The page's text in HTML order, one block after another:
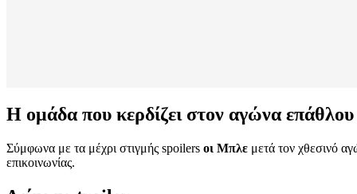
Η ομάδα που κερδίζει στον αγώνα επάθλου
Σύμφωνα με τα μέχρι στιγμής spoilers οι Μπλε μετά τον χθεσινό
επικοινωνίας.